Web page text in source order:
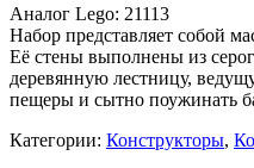
Аналог Lego: 21113
Набор представляет собой
Её стены выполнены из
деревянную лестницу,
пещеры и сытно поужинать
Категории: Конструкторы,